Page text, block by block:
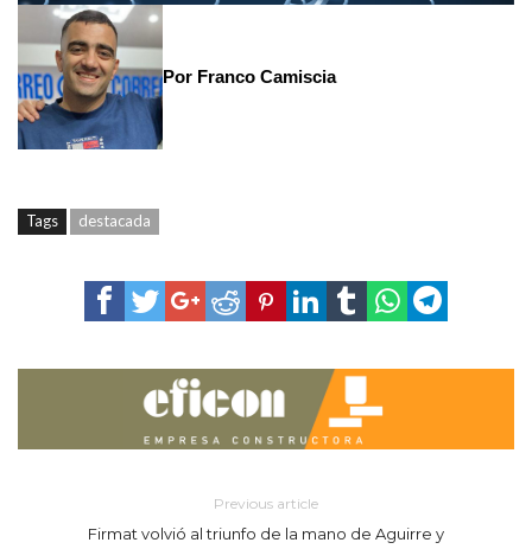
Por Franco Camiscia
Tags destacada
Previous article
Firmat volvió al triunfo de la mano de Aguirre y